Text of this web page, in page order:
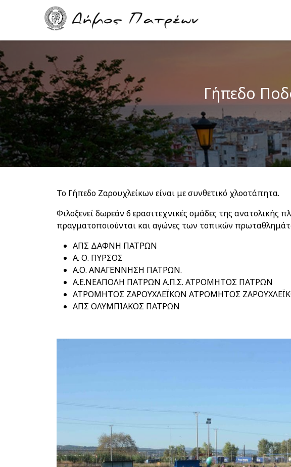
content
Main
navigation
Γήπεδο
Το Γήπεδο Ζαρουχλείκων είναι με συνθετικό χλοοτάπητα.
Φιλοξενεί δωρεάν 6 ερασιτεχνικές ομάδες της
πραγματοποιούνται και αγώνες των τοπικών
ΑΠΣ ΔΑΦΝΗ ΠΑΤΡΩΝ
Α. Ο. ΠΥΡΣΟΣ
Α.Ο. ΑΝΑΓΕΝΝΗΣΗ ΠΑΤΡΩΝ.
Α.Ε.ΝΕΑΠΟΛΗ ΠΑΤΡΩΝ Α.Π.Σ. ΑΤΡΟΜΗΤΟΣ ΠΑΤΡΩΝ
ΑΤΡΟΜΗΤΟΣ ΖΑΡΟΥΧΛΕΪΚΩΝ ΑΤΡΟΜΗΤΟΣ
ΑΠΣ ΟΛΥΜΠΙΑΚΟΣ ΠΑΤΡΩΝ